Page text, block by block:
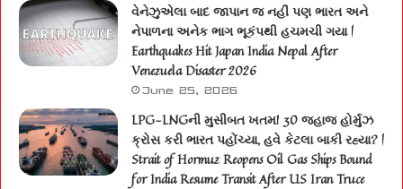
વેનેઝુએલા બાદ જાપાન જ નહીં પણ ભારત અને
નેપાળના અનેક ભાગ ભૂકંપથી હચમચી ગયા |
Earthquakes Hit Japan India Nepal After
Venezuela Disaster 2026
June 25, 2026
LPG-LNGની મુસીબત ખતમ! 30 જહાજ હોર્મુઝ
ક્રોસ કરી ભારત પહોંચ્યા, હવે કેટલા બાકી રહ્યા? |
Strait of Hormuz Reopens Oil Gas Ships Bound
for India Resume Transit After US Iran Truce